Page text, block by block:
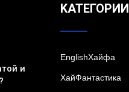
и
KАТЕГОРИИ
EnglishХайфа
XайФантастика